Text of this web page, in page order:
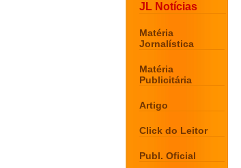
JL Notícias
Matéria
Jornalística
Matéria
Publicitária
Artigo
Click do Leitor
Publ. Oficial